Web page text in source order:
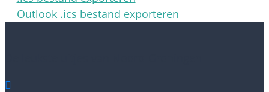
Outlook .ics bestand exporteren
